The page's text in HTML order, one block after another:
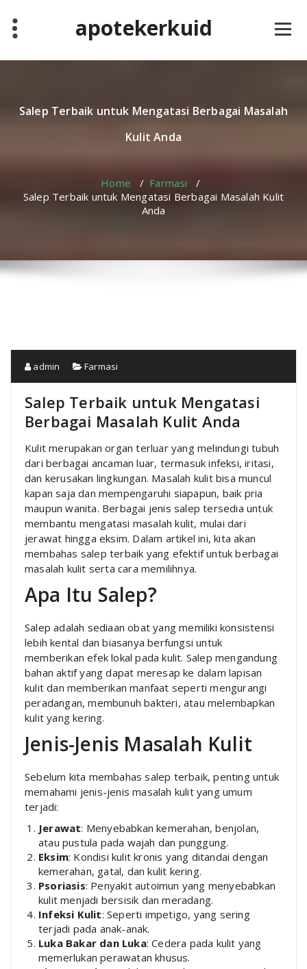
content
apotekerkuid
Salep Terbaik untuk Mengatasi Berbagai Masalah
Kulit Anda
Home / Farmasi /
Salep Terbaik untuk Mengatasi Berbagai Masalah Kulit
Anda
admin Farmasi
Salep Terbaik untuk Mengatasi
Berbagai Masalah Kulit Anda
Kulit merupakan organ terluar yang melindungi tubuh
dari berbagai ancaman luar, termasuk infeksi, iritasi,
dan kerusakan lingkungan. Masalah kulit bisa muncul
kapan saja dan mempengaruhi siapapun, baik pria
maupun wanita. Berbagai jenis salep tersedia untuk
membantu mengatasi masalah kulit, mulai dari
jerawat hingga eksim. Dalam artikel ini, kita akan
membahas salep terbaik yang efektif untuk berbagai
masalah kulit serta cara memilihnya.
Apa Itu Salep?
Salep adalah sediaan obat yang memiliki konsistensi
lebih kental dan biasanya berfungsi untuk
memberikan efek lokal pada kulit. Salep mengandung
bahan aktif yang dapat meresap ke dalam lapisan
kulit dan memberikan manfaat seperti mengurangi
peradangan, membunuh bakteri, atau melembapkan
kulit yang kering.
Jenis-Jenis Masalah Kulit
Sebelum kita membahas salep terbaik, penting untuk
memahami jenis-jenis masalah kulit yang umum
terjadi:
Jerawat: Menyebabkan kemerahan, benjolan,
atau pustula pada wajah dan punggung.
Eksim: Kondisi kulit kronis yang ditandai dengan
kemerahan, gatal, dan kulit kering.
Psoriasis: Penyakit autoimun yang menyebabkan
kulit menjadi bersisik dan meradang.
Infeksi Kulit: Seperti impetigo, yang sering
terjadi pada anak-anak.
Luka Bakar dan Luka: Cedera pada kulit yang
memerlukan perawatan khusus.